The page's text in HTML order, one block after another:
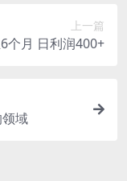
上一篇
个月 日利润400+
域